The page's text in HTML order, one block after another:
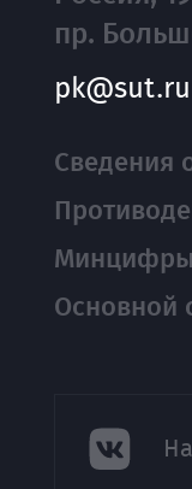
пр.
pk@sut.ru
Сведения
Основной